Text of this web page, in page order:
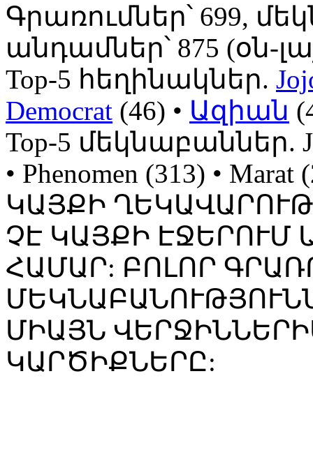
Գրառումներ՝ 699,
անդամներ՝ 875 (օն-
Top-5 հեղինակներ.
Democrat (46) • Ազիան
Top-5 մեկնաբաններ.
• Phenomen (313) •
ԿԱՅՔԻ
ՉԷ ԿԱՅՔԻ
ՀԱՄԱՐ: ԲՈԼՈՐ
ՄԻԱՅՆ
ԿԱՐԾԻՔՆԵՐԸ: